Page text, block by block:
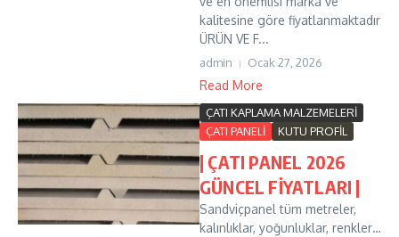
kalitesine göre fiyatlanmaktadır
ÜRÜN VE F...
admin Ocak 27, 2026
Read More
ÇATI KAPLAMA MALZEMELERİ
ÇATI PANELİ
KUTU PROFİL
| ÇATI PANEL 2026
GÜNCEL FİYATLARI |
Sandviçpanel tüm metreler,
kalınlıklar, yoğunluklar, renkler…